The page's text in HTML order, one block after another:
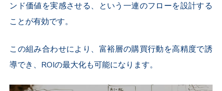
ンド価値を実感させる、という一連のフローを設計する
ことが有効です。
この組み合わせにより、富裕層の購買行動を高精度で誘
導でき、ROIの最大化も可能になります。